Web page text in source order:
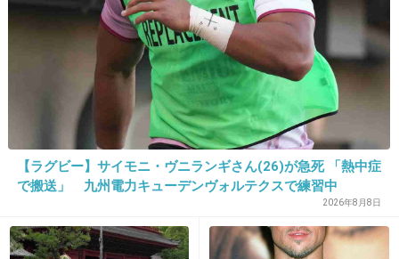
2021/03/22(月) 09:49:47
キスシーンとかどういう気持ちで臨んでるんだ
勝手に汚い物扱いされそうで相手する女優さん
がかわいそう
2件の返信
-1
【ラグビー】サイモニ・ヴニランギさん(26)が急死 「熱中症
で搬送」 九州電力キューデンヴォルテクスで練習中
2026年8月8日